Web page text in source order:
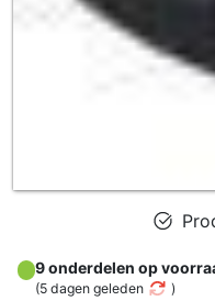
9 onderdelen op
(5 dagen geleden )